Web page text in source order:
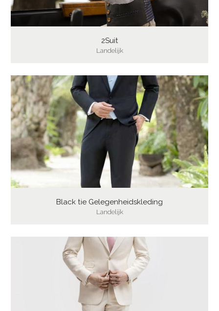
2Suit
Landelijk
Black tie Gelegenheidskleding
Landelijk